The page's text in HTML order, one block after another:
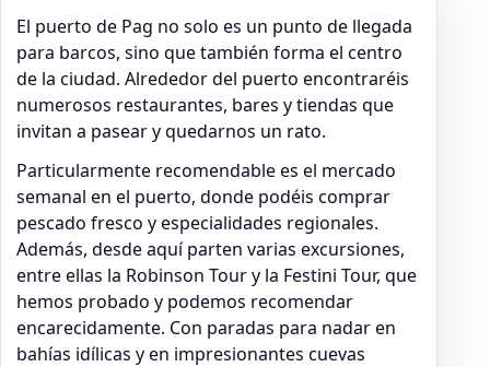
El puerto de Pag no solo es un punto de llegada
para barcos, sino que también forma el centro
de la ciudad. Alrededor del puerto encontraréis
numerosos restaurantes, bares y tiendas que
invitan a pasear y quedarnos un rato.
Particularmente recomendable es el mercado
semanal en el puerto, donde podéis comprar
pescado fresco y especialidades regionales.
Además, desde aquí parten varias excursiones,
entre ellas la Robinson Tour y la Festini Tour, que
hemos probado y podemos recomendar
encarecidamente. Con paradas para nadar en
bahías idílicas y en impresionantes cuevas